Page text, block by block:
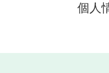
個人